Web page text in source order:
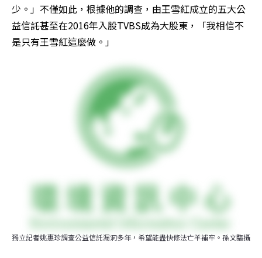
少。」不僅如此，根據他的調查，由王雪紅成立的五大公
益信託甚至在2016年入股TVBS成為大股東，「我相信不
是只有王雪紅這麼做。」
獨立記者姚惠珍調查公益信託漏洞多年，希望能盡快修法亡羊補牢。孫文臨攝